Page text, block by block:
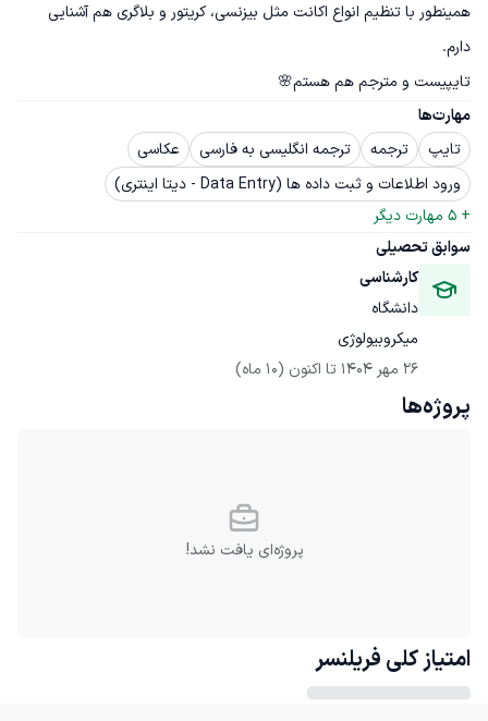
همینطور با تنظیم انواع اکانت مثل بیزنسی، کریتور و بلاگری هم آشنایی
تایپیست و مترجم هم هستم🌸
مهارت‌ها
تایپ
ترجمه ترجمه انگلیسی به فارسی
عکاسی
ورود اطلاعات و ثبت داده ها (Data Entry - دیتا اینتری)
+
5 مهارت دیگر
سوابق تحصیلی
کارشناسی
دانشگاه
میکروبیولوژی
26 مهر 1404
تا اکنون (10 ماه)
پروژه‌ها
پروژه‌ای یافت نشد!
امتیاز کلی فریلنسر